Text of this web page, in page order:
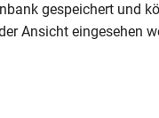
gespeichert und
Ansicht eingesehen